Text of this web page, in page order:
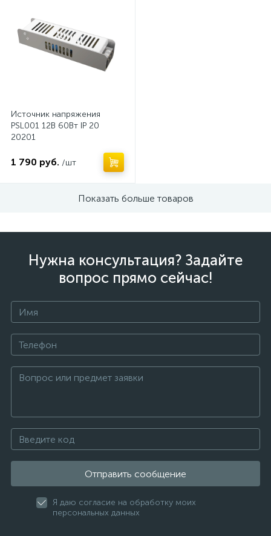
Источник напряжения
PSL001 12В 60Вт IP 20
20201
1 790 руб. /шт
Показать больше товаров
Нужна консультация? Задайте
вопрос прямо сейчас!
Отправить сообщение
Я даю согласие на обработку моих
персональных данных